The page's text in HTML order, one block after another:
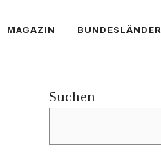
MAGAZIN BUNDESLÄNDER
Suchen